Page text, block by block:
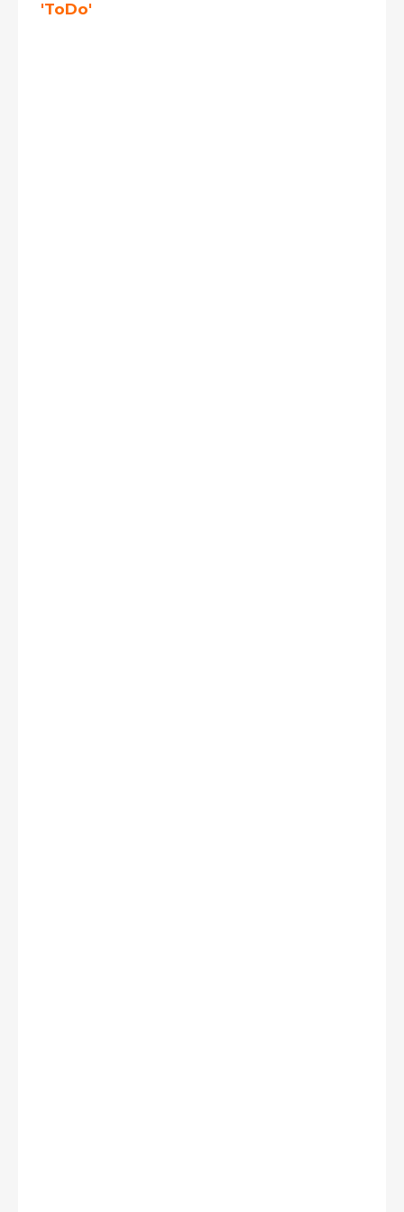
'ToDo'